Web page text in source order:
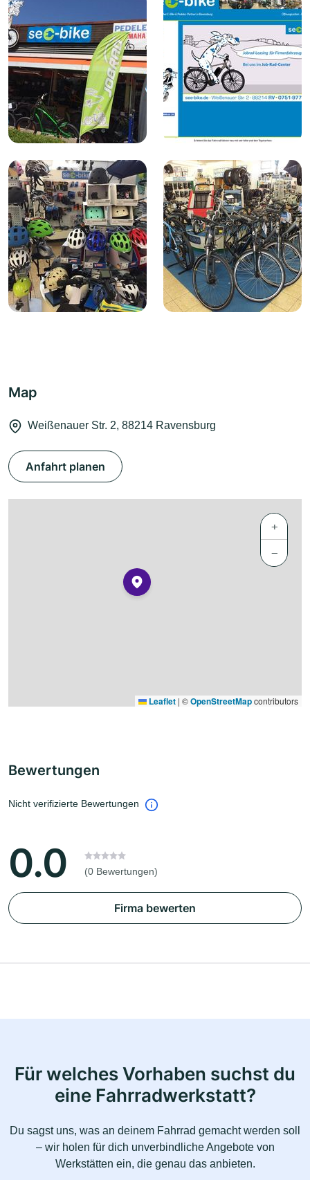
Map
Weißenauer Str. 2, 88214 Ravensburg
Anfahrt planen
+
−
Leaflet | ©OpenStreetMapcontributors
Bewertungen
Nicht verifizierte Bewertungen
0.0 (0 Bewertungen)
Firma bewerten
Für welches Vorhaben suchst du
eine Fahrradwerkstatt?
Du sagst uns, was an deinem Fahrrad gemacht werden soll
– wir holen für dich unverbindliche Angebote von
Werkstätten ein, die genau das anbieten.